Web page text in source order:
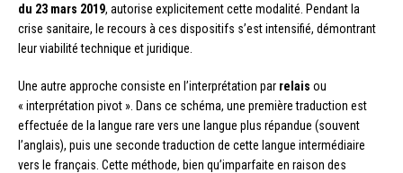
du 23 mars 2019, autorise explicitement cette modalité. Pendant la
crise sanitaire, le recours à ces dispositifs s’est intensifié, démontrant
leur viabilité technique et juridique.
Une autre approche consiste en l’interprétation par relais ou
« interprétation pivot ». Dans ce schéma, une première traduction est
effectuée de la langue rare vers une langue plus répandue (souvent
l’anglais), puis une seconde traduction de cette langue intermédiaire
vers le français. Cette méthode, bien qu’imparfaite en raison des